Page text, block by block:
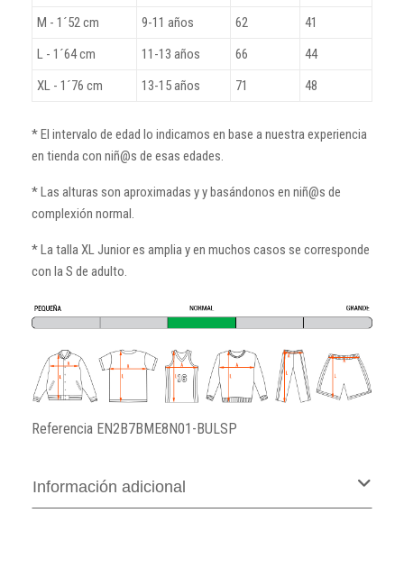
M - 1´52 cm
9-11 años 62
41
L - 1´64 cm
11-13 años 66
44
XL - 1´76 cm
13-15 años 71 48
* El intervalo de edad lo indicamos en base a nuestra experiencia
en tienda con niñ@s de esas edades.
* Las alturas son aproximadas y y basándonos en niñ@s de
complexión normal.
* La talla XL Junior es amplia y en muchos casos se corresponde
con la S de adulto.
Referencia EN2B7BME8N01-BULSP
Información adicional